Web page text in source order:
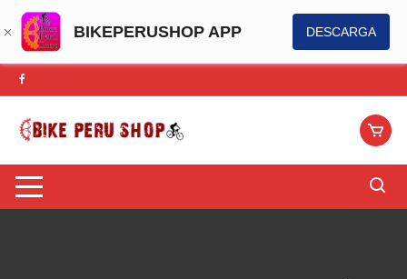
BIKEPERUSHOP APP DESCARGA
Saltar
al
contenido